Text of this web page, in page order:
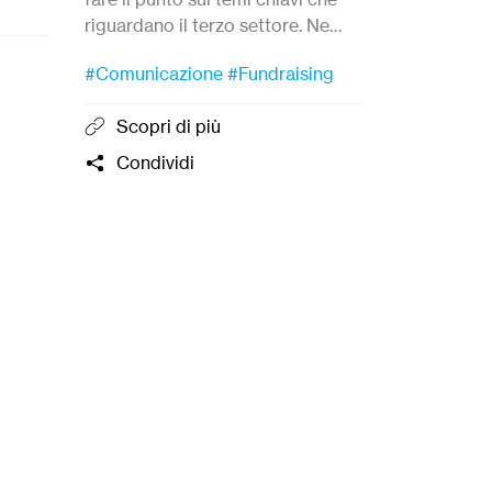
riguardano il terzo settore. Ne
Impact Partnership Developer per
#Comunicazione #Fundraising
Scopri di più
Condividi